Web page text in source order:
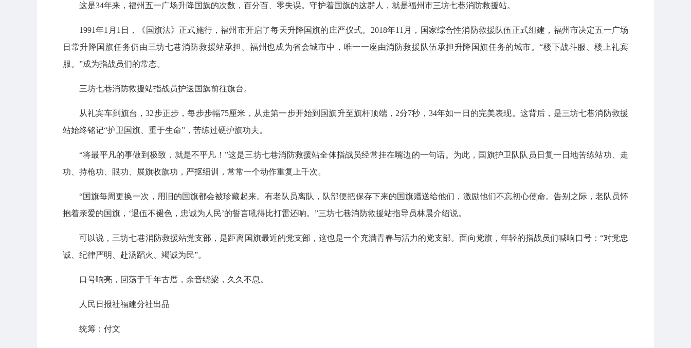
这是34年来，福州五一广场升降国旗的次数，百分百、零失误。守护着国旗的这群人，就是福州市三坊七巷消防救援站。
1991年1月1日，《国旗法》正式施行，福州市开启了每天升降国旗的庄严仪式。2018年11月，国家综合性消防救援队伍正式组建，福州市决定五一广场
日常升降国旗任务仍由三坊七巷消防救援站承担。福州也成为省会城市中，唯一一座由消防救援队伍承担升降国旗任务的城市。“楼下战斗服、楼上礼宾
服。”成为指战员们的常态。
三坊七巷消防救援站指战员护送国旗前往旗台。
从礼宾车到旗台，32步正步，每步步幅75厘米，从走第一步开始到国旗升至旗杆顶端，2分7秒，34年如一日的完美表现。这背后，是三坊七巷消防救援
站始终铭记“护卫国旗、重于生命”，苦练过硬护旗功夫。
“将最平凡的事做到极致，就是不平凡！”这是三坊七巷消防救援站全体指战员经常挂在嘴边的一句话。为此，国旗护卫队队员日复一日地苦练站功、走
功、持枪功、眼功、展旗收旗功，严抠细训，常常一个动作重复上千次。
“国旗每周更换一次，用旧的国旗都会被珍藏起来。有老队员离队，队部便把保存下来的国旗赠送给他们，激励他们不忘初心使命。告别之际，老队员怀
抱着亲爱的国旗，‘退伍不褪色，忠诚为人民’的誓言吼得比打雷还响。”三坊七巷消防救援站指导员林晨介绍说。
可以说，三坊七巷消防救援站党支部，是距离国旗最近的党支部，这也是一个充满青春与活力的党支部。面向党旗，年轻的指战员们喊响口号：“对党忠
诚、纪律严明、赴汤蹈火、竭诚为民”。
口号响亮，回荡于千年古厝，余音绕梁，久久不息。
人民日报社福建分社出品
统筹：付文